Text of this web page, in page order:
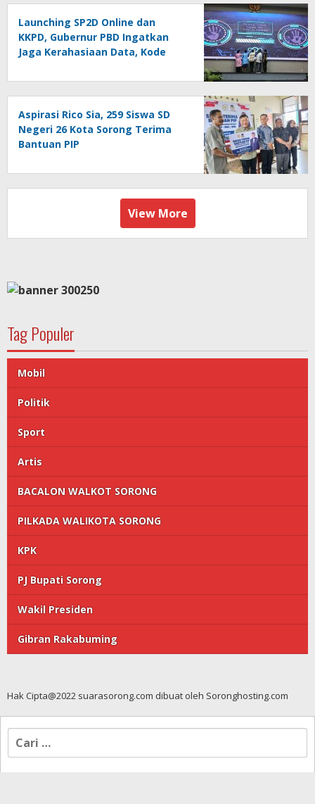
Launching SP2D Online dan
KKPD, Gubernur PBD Ingatkan
Jaga Kerahasiaan Data, Kode
Aspirasi Rico Sia, 259 Siswa SD
Negeri 26 Kota Sorong Terima
Bantuan PIP
View More
Tag Populer
Mobil
Politik
Sport
Artis
BACALON WALKOT SORONG
PILKADA WALIKOTA SORONG
KPK
PJ Bupati Sorong
Wakil Presiden
Gibran Rakabuming
Hak Cipta@2022 suarasorong.com dibuat oleh Soronghosting.com
Cari
untuk: